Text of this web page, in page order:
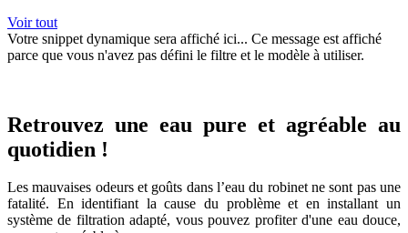
Voir tout
Votre snippet dynamique sera affiché ici... Ce message est affiché
parce que vous n'avez pas défini le filtre et le modèle à utiliser.
Retrouvez une eau pure et agréable au
quotidien !
Les mauvaises odeurs et goûts dans l’eau du robinet ne sont pas une
fatalité. En identifiant la cause du problème et en installant un
système de filtration adapté, vous pouvez profiter d'une eau douce,